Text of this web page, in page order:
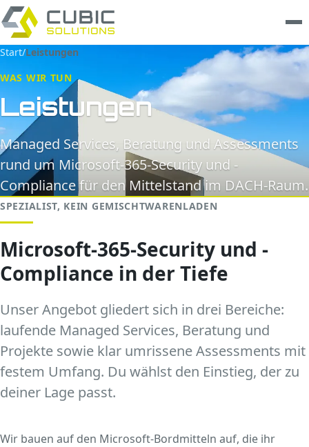
Leistungen
clarios
Wissen
Unternehmen
Trust Center
Kontakt
Start/Leistungen
WAS WIR TUN
Leistungen
Managed Services, Beratung und Assessments
rund um Microsoft-365-Security und -
Compliance für den Mittelstand im DACH-Raum.
SPEZIALIST, KEIN GEMISCHTWARENLADEN
Microsoft-365-Security und -
Compliance in der Tiefe
Unser Angebot gliedert sich in drei Bereiche:
laufende Managed Services, Beratung und
Projekte sowie klar umrissene Assessments mit
festem Umfang. Du wählst den Einstieg, der zu
deiner Lage passt.
Wir bauen auf den Microsoft-Bordmitteln auf, die ihr